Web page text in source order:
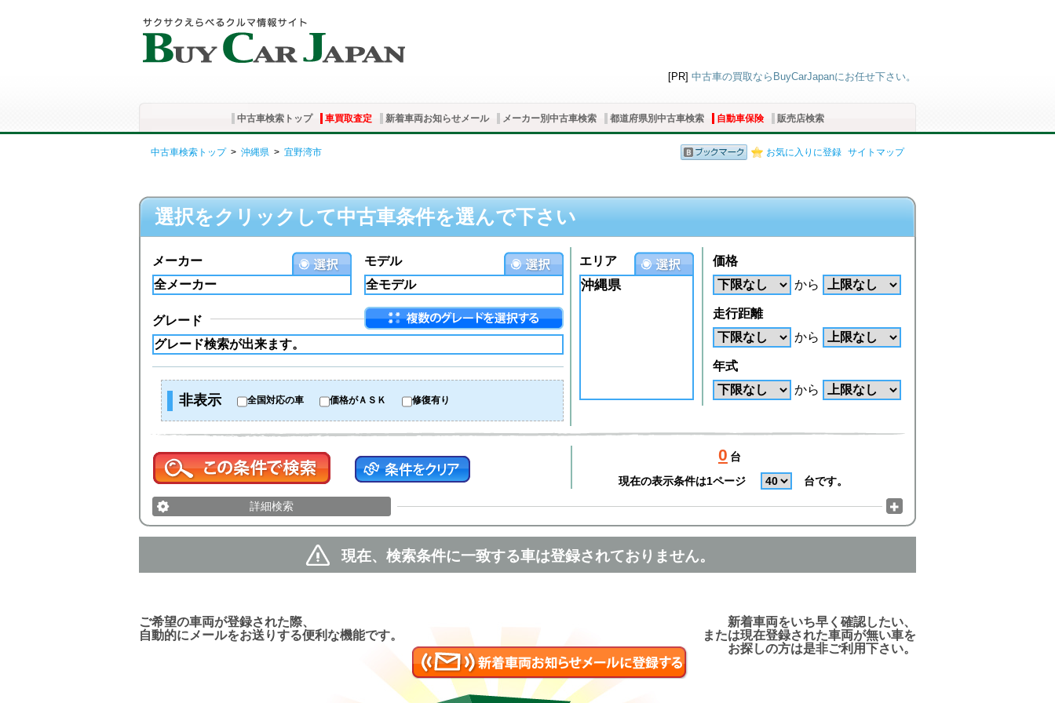
[PR] 中古車の買取ならBuyCarJapanにお任せ下さい。
中古車検索トップ 車買取査定 新着車両お知らせメール メーカー別中古車検索 都道府県別中古車検索 自動車保険 販売店検索
お気に入りに登録 サイトマップ
中古車検索トップ> 沖縄県 > 宜野湾市
選択をクリックして中古車条件を選んで下さい
モデル
メーカー
グレード
非表示 全国対応の車 価格がＡＳＫ 修復有り
エリア
沖縄県
価格
から
走行距離
から
年式
から
0 台
現在の表示条件は1ページ
台です。
詳細検索
現在、検索条件に一致する車は登録されておりません。
新着車両をいち早く確認したい、
または現在登録された車両が無い車を
お探しの方は是非ご利用下さい。
ご希望の車両が登録された際、
自動的にメールをお送りする便利な機能です。